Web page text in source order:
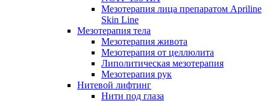
Мезотерапия лица препаратом Apriline
Skin Line
Мезотерапия тела
Мезотерапия живота
Мезотерапия от целлюлита
Липолитическая мезотерапия
Мезотерапия рук
Нитевой лифтинг
Нити под глаза